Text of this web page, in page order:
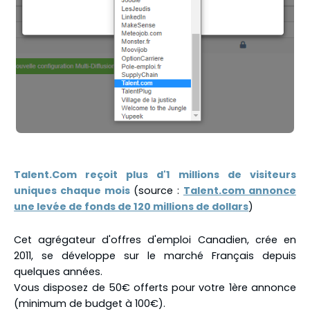
Talent.Com reçoit plus d'1 millions de visiteurs
uniques chaque mois (source : Talent.com annonce
une levée de fonds de 120 millions de dollars)
Cet agrégateur d'offres d'emploi Canadien, crée en
2011, se développe sur le marché Français depuis
quelques années.
Vous disposez de 50€ offerts pour votre 1ère annonce
(minimum de budget à 100€).